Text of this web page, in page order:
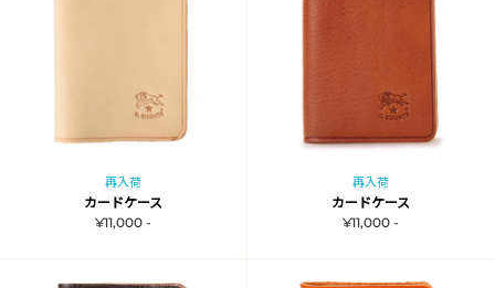
再入荷
カードケース
¥11,000 -
再入荷
カードケース
¥11,000 -